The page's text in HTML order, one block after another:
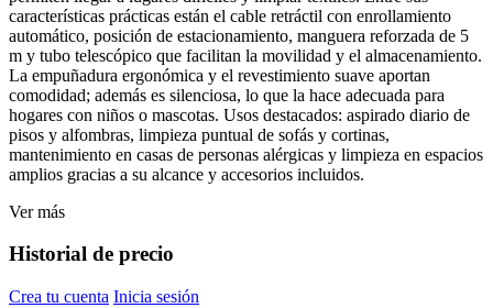
características prácticas están el cable retráctil con enrollamiento
automático, posición de estacionamiento, manguera reforzada de 5
m y tubo telescópico que facilitan la movilidad y el almacenamiento.
La empuñadura ergonómica y el revestimiento suave aportan
comodidad; además es silenciosa, lo que la hace adecuada para
hogares con niños o mascotas. Usos destacados: aspirado diario de
pisos y alfombras, limpieza puntual de sofás y cortinas,
mantenimiento en casas de personas alérgicas y limpieza en espacios
amplios gracias a su alcance y accesorios incluidos.
Ver más
Historial de precio
Crea tu cuenta Inicia sesión